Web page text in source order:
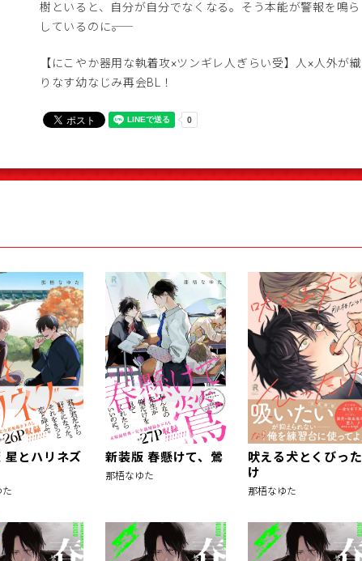
樹といると、自分が自分でなくなる。そう本能が警報を鳴ら
しているのに――。
【にこやか器用な執着攻×ツンギレ人ぎらい受】人×人外が織
りなす幼なじみ再会BL！
星とハリネズ
た
新装版 春懸けて、鶯
那梧なゆた
吠える犬とくびった
け
那梧なゆた